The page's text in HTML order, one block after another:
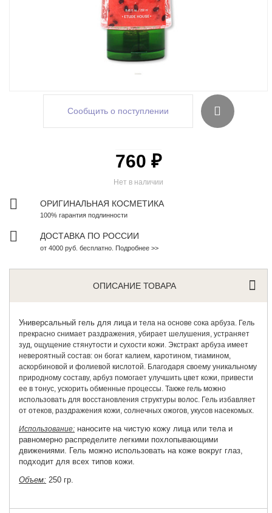
Сообщить о поступлении
Нет в наличии
760 ₽
ОРИГИНАЛЬНАЯ КОСМЕТИКА
100% гарантия подлинности
ДОСТАВКА ПО РОССИИ
от 4000 руб. бесплатно. Подробнее >>
ОПИСАНИЕ ТОВАРА
Универсальный гель для лица и тела на основе сока арбуза. Гель
прекрасно снимает раздражения, убирает шелушения, устраняет
зуд, ощущение стянутости и сухости кожи. Экстракт арбуза имеет
невероятный состав: он богат калием, каротином, тиамином,
аскорбиновой и фолиевой кислотой. Благодаря своему уникальному
природному составу, арбуз помогает улучшить цвет кожи, привести
ее в тонус, ускорить обменные процессы. Также гель можно
использовать для восстановления структуры волос. Гель избавляет
от отеков, раздражения кожи, солнечных ожогов, укусов насекомых.
Использование: наносите на чистую кожу лица или тела и
равномерно распределите легкими похлопывающими
движениями. Гель можно использовать на коже вокруг глаз,
подходит для всех типов кожи.
Объем: 250 гр.